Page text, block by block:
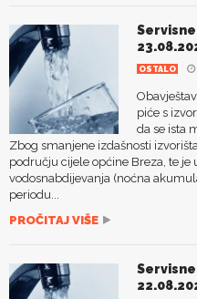
OSTALO
piće s
da se ista
Zbog smanjene izdašnosti
području cijele općine Breza, te je
vodosnabdijevanja (noćna
periodu...
PROČITAJ VIŠE